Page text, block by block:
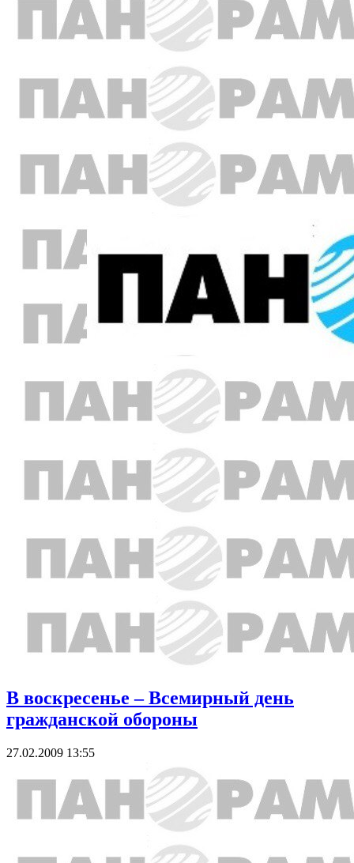
В воскресенье – Всемирный день
гражданской обороны
27.02.2009 13:55